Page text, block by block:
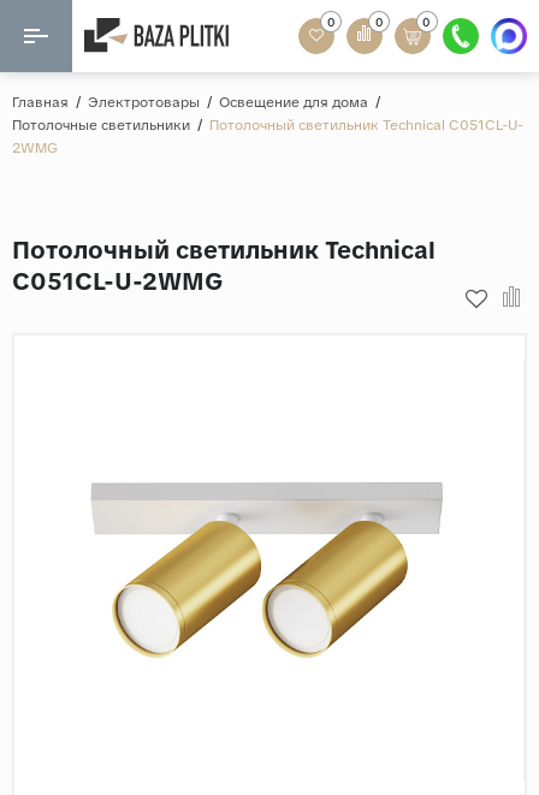
Назад
Керамогранит
20x120
Рисунок
Мрамор
Дерево
Мозаика
0 0 0
Главная / Электротовары / Освещение для дома /
Потолочные светильники / Потолочный светильник Technical C051CL-U-
2WMG
Потолочный светильник Technical
C051CL-U-2WMG